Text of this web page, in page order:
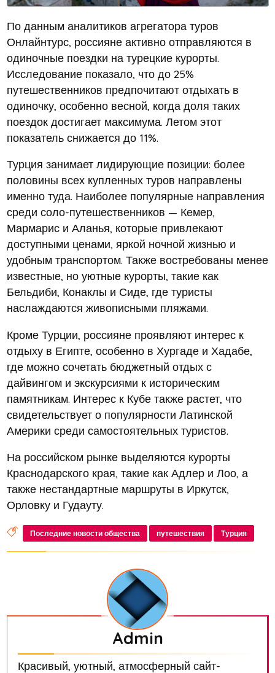
По данным аналитиков агрегатора туров
Онлайнтурс, россияне активно отправляются в
одиночные поездки на турецкие курорты.
Исследование показало, что до 25%
путешественников предпочитают отдыхать в
одиночку, особенно весной, когда доля таких
поездок достигает максимума. Летом этот
показатель снижается до 11%.
Турция занимает лидирующие позиции: более
половины всех купленных туров направлены
именно туда. Наиболее популярные направления
среди соло-путешественников — Кемер,
Мармарис и Аланья, которые привлекают
доступными ценами, яркой ночной жизнью и
удобным транспортом. Также востребованы менее
известные, но уютные курорты, такие как
Бельдиби, Конаклы и Сиде, где туристы
наслаждаются живописными пляжами.
Кроме Турции, россияне проявляют интерес к
отдыху в Египте, особенно в Хургаде и Хадабе,
где можно сочетать бюджетный отдых с
дайвингом и экскурсиями к историческим
памятникам. Интерес к Кубе также растет, что
свидетельствует о популярности Латинской
Америки среди самостоятельных туристов.
На российском рынке выделяются курорты
Краснодарского края, такие как Адлер и Лоо, а
также нестандартные маршруты в Иркутск,
Орловку и Гудауту.
Последние новости общества путешествия Турция
Admin
Красивый, уютный, атмосферный сайт-